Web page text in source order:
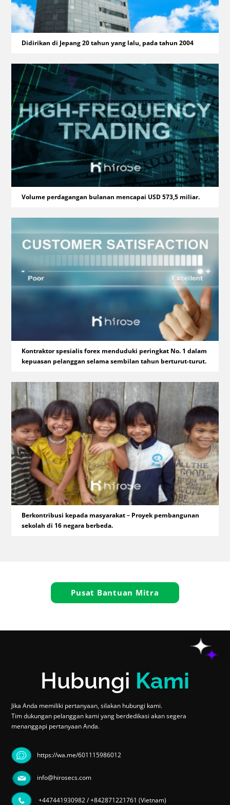
Didirikan di Jepang 20 tahun yang lalu, pada tahun 2004
Volume perdagangan bulanan mencapai USD 573,5 miliar.
Kontraktor spesialis forex menduduki peringkat No. 1 dalam
kepuasan pelanggan selama sembilan tahun berturut-turut.
Berkontribusi kepada masyarakat – Proyek pembangunan
sekolah di 16 negara berbeda.
Pusat Bantuan Mitra
Hubungi Kami
Jika Anda memiliki pertanyaan, silakan hubungi kami.
Tim dukungan pelanggan kami yang berdedikasi akan segera
menanggapi pertanyaan Anda.
https://wa.me/601115986012
info@hirosecs.com
+447441930982/+842871221761 (Vietnam)